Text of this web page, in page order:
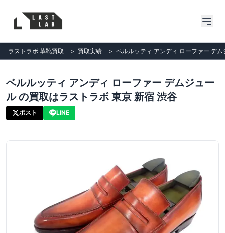
ラストラボ 革靴買取 ＞ 買取実績 ＞ ベルルッティ アンディ ローファー デ
ベルルッティ アンディ ローファー デムジュー
ル の買取はラストラボ 東京 新宿 渋谷
ポスト LINE